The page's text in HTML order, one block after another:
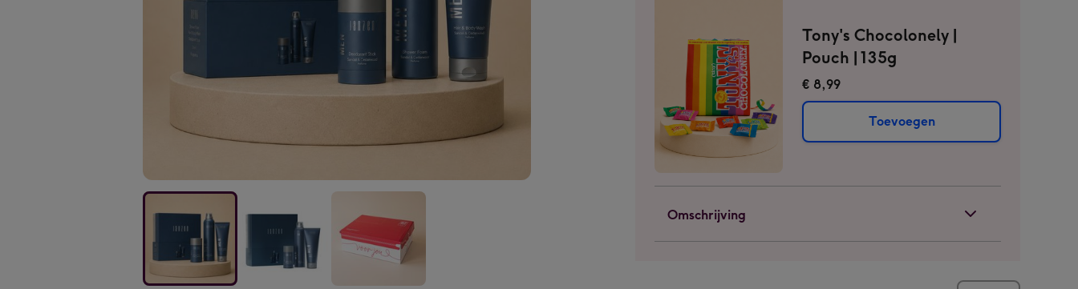
Tony's Chocolonely |
Pouch | 135g
€ 8,99
Toevoegen
Omschrijving